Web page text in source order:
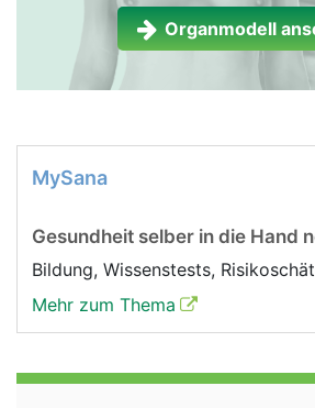
Organmodell
MySana
Gesundheit selber in die Hand
Bildung, Wissenstests,
Mehr zum Thema